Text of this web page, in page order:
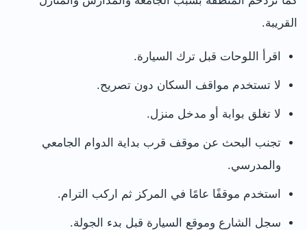
القريبة.
اقرأ اللوحات قبل ترك السيارة.
لا تستخدم مواقف السكان دون تصريح.
لا تغلق بوابة أو مدخل منزل.
تجنب البحث عن موقف قرب بداية الدوام الجامعي
والمدرسي.
استخدم موقفًا عامًا في المركز ثم اركب الترام.
سجل الشارع وموقع السيارة قبل بدء الجولة.